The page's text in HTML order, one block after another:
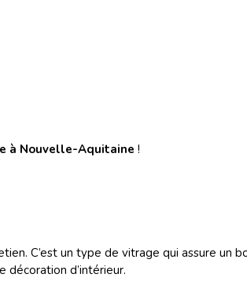
à Nouvelle-Aquitaine !
C’est un type de vitrage qui assure un
d’intérieur.